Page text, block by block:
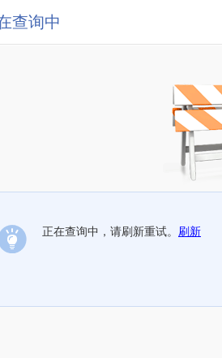
查询中
正在查询中，请刷新重试。 刷新